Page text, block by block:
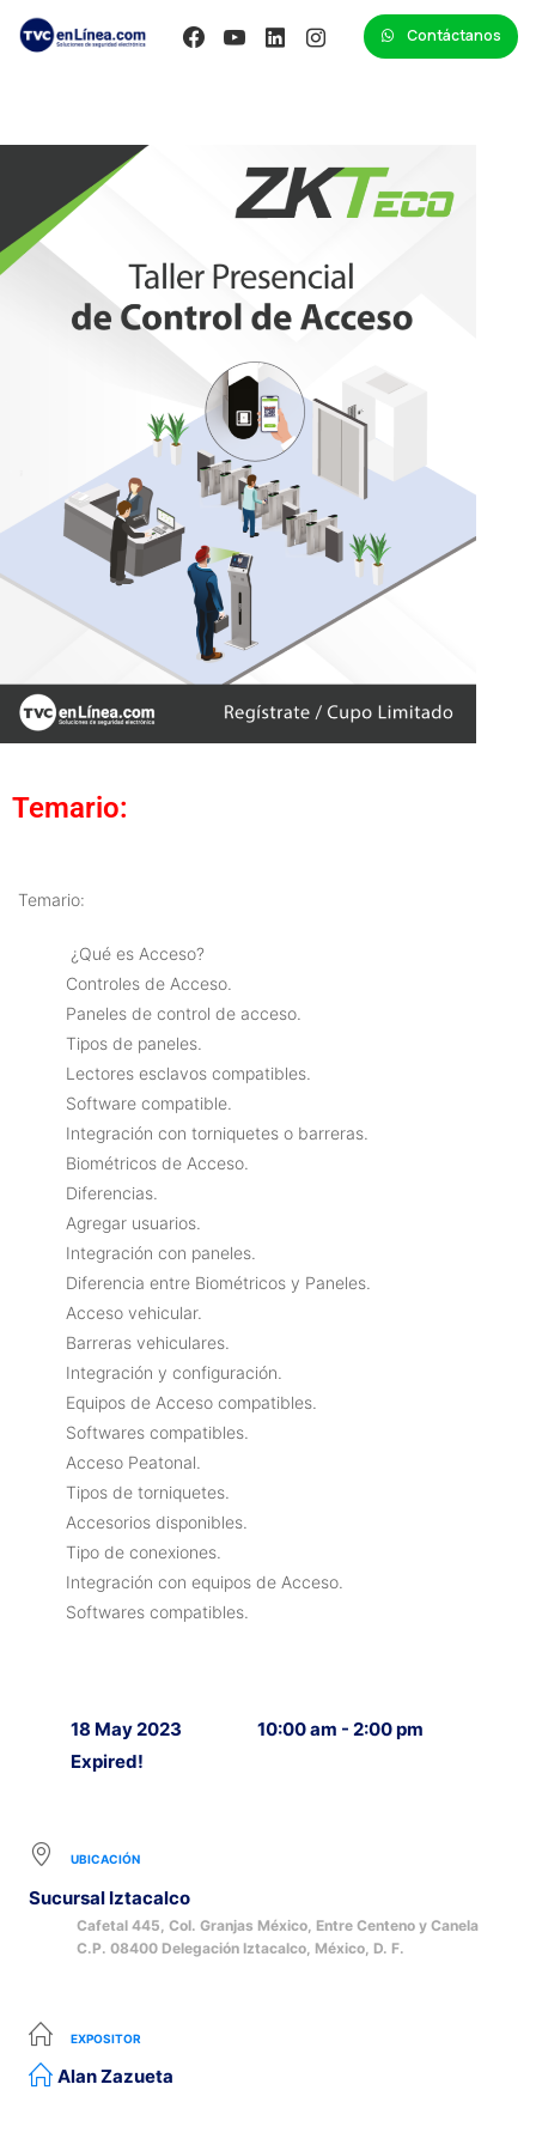
Contáctanos
Temario:
Temario:
¿Qué es Acceso?
Controles de Acceso.
Paneles de control de acceso.
Tipos de paneles.
Lectores esclavos compatibles.
Software compatible.
Integración con torniquetes o barreras.
Biométricos de Acceso.
Diferencias.
Agregar usuarios.
Integración con paneles.
Diferencia entre Biométricos y Paneles.
Acceso vehicular.
Barreras vehiculares.
Integración y configuración.
Equipos de Acceso compatibles.
Softwares compatibles.
Acceso Peatonal.
Tipos de torniquetes.
Accesorios disponibles.
Tipo de conexiones.
Integración con equipos de Acceso.
Softwares compatibles.
18 May 2023
Expired!
10:00 am - 2:00 pm
UBICACIÓN
Sucursal Iztacalco
Cafetal 445, Col. Granjas México, Entre Centeno y Canela
C.P. 08400 Delegación Iztacalco, México, D. F.
EXPOSITOR
Alan Zazueta